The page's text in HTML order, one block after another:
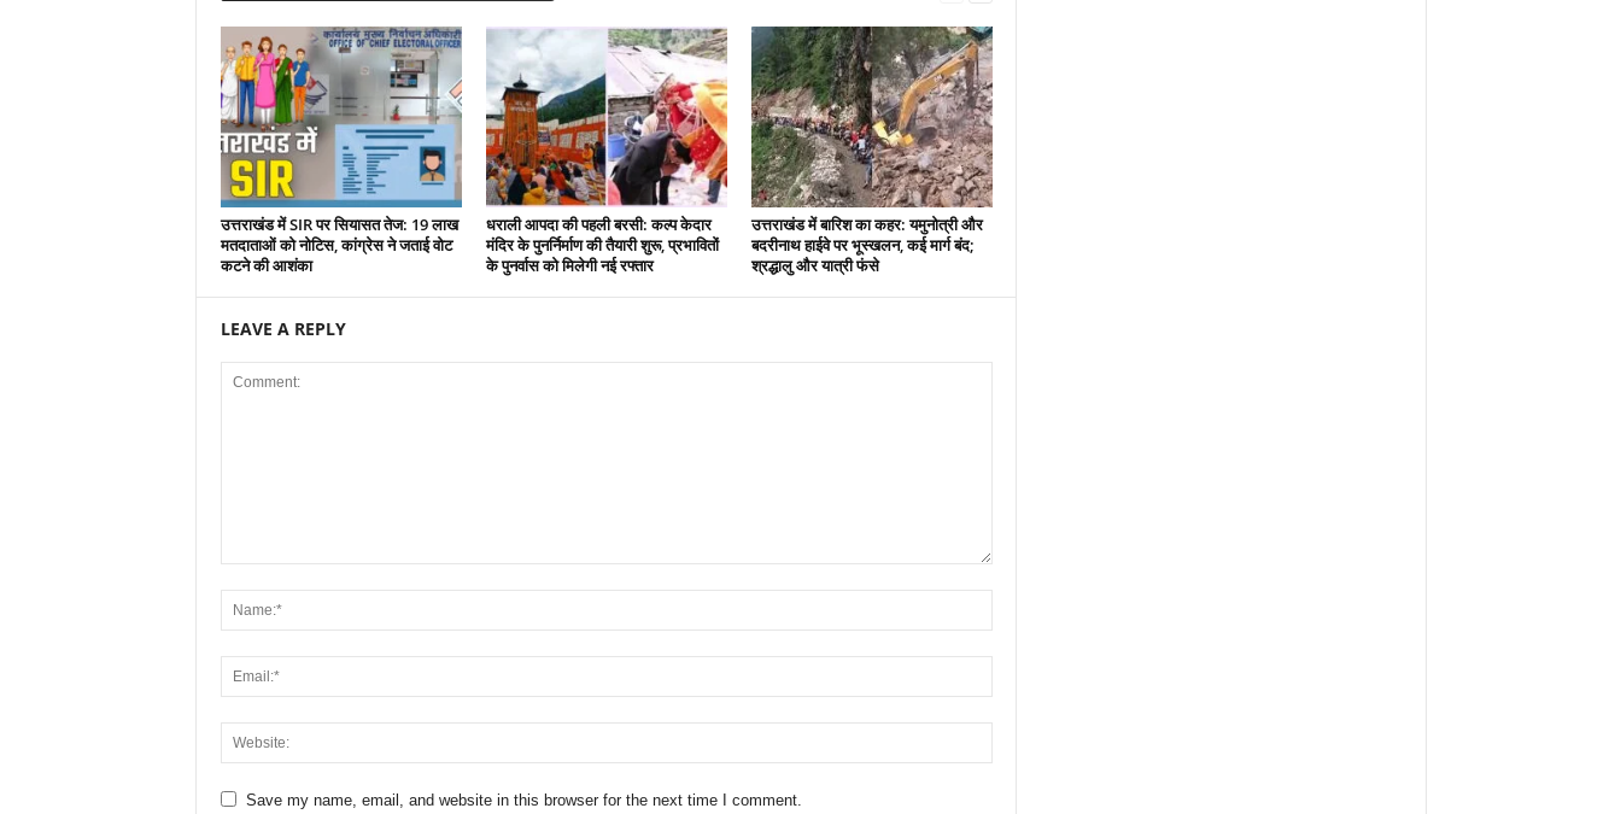
उत्तराखंड में SIR पर सियासत तेज: 19 लाख
मतदाताओं को नोटिस, कांग्रेस ने जताई वोट
कटने की आशंका
धराली आपदा की पहली बरसी: कल्प केदार
मंदिर के पुनर्निर्माण की तैयारी शुरू, प्रभावितों
के पुनर्वास को मिलेगी नई रफ्तार
उत्तराखंड में बारिश का कहर: यमुनोत्री और
बदरीनाथ हाईवे पर भूस्खलन, कई मार्ग बंद;
श्रद्धालु और यात्री फंसे
LEAVE A REPLY
Save my name, email, and website in this browser for the next time I comment.